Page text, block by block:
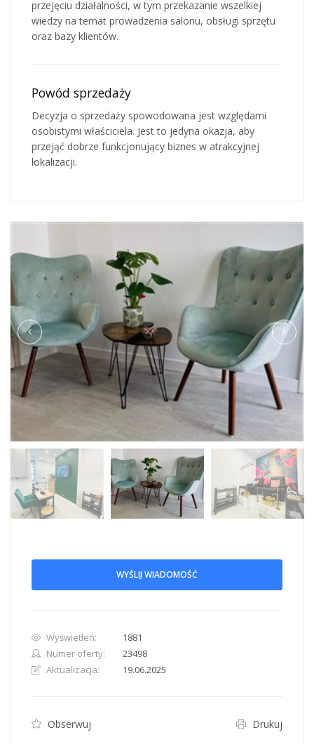
przejęciu działalności, w tym przekazanie wszelkiej
wiedzy na temat prowadzenia salonu, obsługi sprzętu
oraz bazy klientów.
Powód sprzedaży
Decyzja o sprzedaży spowodowana jest względami
osobistymi właściciela. Jest to jedyna okazja, aby
przejąć dobrze funkcjonujący biznes w atrakcyjnej
lokalizacji.
WYŚLIJ WIADOMOŚĆ
Wyświetleń:
1881
Numer oferty:
23498
Aktualizacja:
19.06.2025
Obserwuj Drukuj